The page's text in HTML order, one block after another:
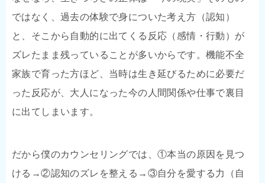
ではなく、過去の体験で身についた考え方（認知）
と、そこから自動的に出てくる反応（感情・行動）が
ズレたまま残っていることが多いからです。機能不全
家族で育った方ほど、当時は生き延びるために必要だ
った反応が、大人になった今の人間関係や仕事で裏目
に出てしまいます。
だから僕のカウンセリングでは、①本当の原因を見つ
ける→②認知のズレを整える→③自分を愛する力（自